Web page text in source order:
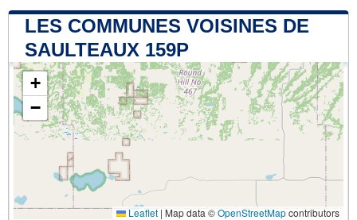
LES COMMUNES VOISINES DE
SAULTEAUX 159P
+
−
Leaflet | Map data ©OpenStreetMapcontributors